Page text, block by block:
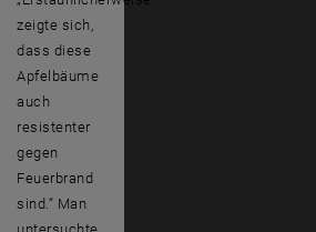
zeigte sich,
dass diese
Apfelbäume
auch
resistenter
gegen
Feuerbrand
sind.“ Man